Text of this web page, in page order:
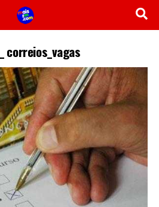
correios_vagas